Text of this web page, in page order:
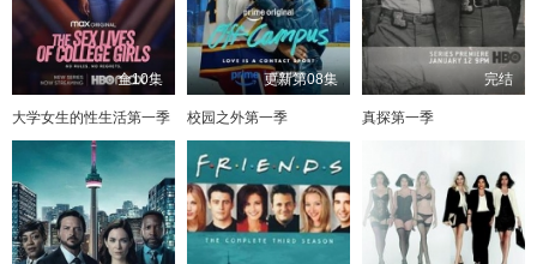
全10集
大学女生的性生活第一季
更新第08集
校园之外第一季
完结
真探第一季